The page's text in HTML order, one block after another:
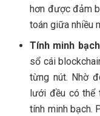
hơn được đảm
toán giữa nhiều
Tính minh
sổ cái
từng nút. Nhờ
lưới đều có thể
tính minh bạch.